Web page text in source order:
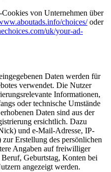
von Unternehmen über
choices/oder
uk/your-ad-
Daten werden für
verwendet. Die Nutzer
Informationen,
oder technische Umstände
Daten sind aus der
ersichtlich. Dazu
und e-Mail-Adresse, IP-
Erstellung des persönlichen
Angaben auf freiwilliger
Geburtstag, Konten bei
angezeigt werden.